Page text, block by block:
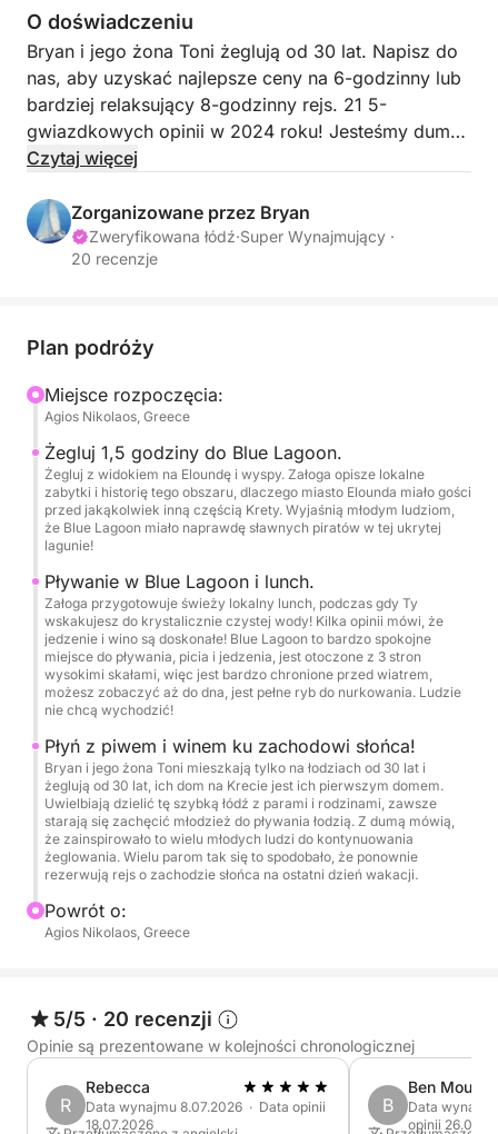
O doświadczeniu
Bryan i jego żona Toni żeglują od 30 lat. Napisz do
nas, aby uzyskać najlepsze ceny na 6-godzinny lub
bardziej relaksujący 8-godzinny rejs. 21 5-
gwiazdkowych opinii w 2024 roku! Jesteśmy dumni,
że w 2024 roku rejsy do Blue Lagoon na tym
oraz nieograniczona ilość wina i piwa, otrzymały 21
5-gwiazdkowych opinii na tej i innych stronach.
Opinie mówią, że wino jest „wspaniale”, a lunch jest
i Spinalongę lub na drugi przystanek na pływanie.
o zachodzie słońca od 600 €. Napisz do nas, aby
uzyskać najlepsze ceny, a na specjalne rejsy, jak
dotąd, dwa oświadczyny! Czy na pokładzie są
jakieś dzieci? Chętnie zabierzemy je na rejs! Rekord
ma zaledwie 5 lat! Blue Lagoon to bardzo spokojne
miejsce do pływania, picia i jedzenia, otoczone z 3
stron wysokimi skałami, więc jest bardzo chronione
przed wiatrem, można zobaczyć aż do dna, jest
pełne ryb do nurkowania. Ludzie nie chcą stąd
wychodzić!
Oto 5-gwiazdkowa recenzja opisująca miejsce, w
którym żeglujemy: „Nasza rodzina niedawno miała
przyjemność wyruszyć w piątkowy rejs o zachodzie
słońca z niezwykłym kapitanem Bryanem. Całe
doświadczenie było niczym innym, jak magiczne, co
czyniło je niezapomnianym punktem naszej podróży
na Kretę.
Od momentu wypłynięcia z Agios Nikolaos mieliśmy
okazję do oświecających rozmów z Bryanem,
zaprezentowany przez wbudowany system
dźwiękowy i gitarę akustyczną Fender na pokładzie,
stworzył idealną atmosferę na wieczór.
Starannie skomponowana lista odtwarzania znalazła
Czytaj więcej
Zorganizowane przez Bryan
Zweryfikowana łódź·Super Wynajmujący ·
20 recenzje
Plan podróży
Miejsce rozpoczęcia:
Agios Nikolaos, Greece
Żegluj 1,5 godziny do Blue Lagoon.
Żegluj z widokiem na Eloundę i wyspy. Załoga opisze lokalne
zabytki i historię tego obszaru, dlaczego miasto Elounda miało gości
przed jakąkolwiek inną częścią Krety. Wyjaśnią młodym ludziom,
że Blue Lagoon miało naprawdę sławnych piratów w tej ukrytej
lagunie!
Pływanie w Blue Lagoon i lunch.
Załoga przygotowuje świeży lokalny lunch, podczas gdy Ty
wskakujesz do krystalicznie czystej wody! Kilka opinii mówi, że
jedzenie i wino są doskonałe! Blue Lagoon to bardzo spokojne
miejsce do pływania, picia i jedzenia, jest otoczone z 3 stron
wysokimi skałami, więc jest bardzo chronione przed wiatrem,
możesz zobaczyć aż do dna, jest pełne ryb do nurkowania. Ludzie
nie chcą wychodzić!
Płyń z piwem i winem ku zachodowi słońca!
Bryan i jego żona Toni mieszkają tylko na łodziach od 30 lat i
żeglują od 30 lat, ich dom na Krecie jest ich pierwszym domem.
Uwielbiają dzielić tę szybką łódź z parami i rodzinami, zawsze
starają się zachęcić młodzież do pływania łodzią. Z dumą mówią,
że zainspirowało to wielu młodych ludzi do kontynuowania
żeglowania. Wielu parom tak się to spodobało, że ponownie
rezerwują rejs o zachodzie słońca na ostatni dzień wakacji.
Powrót o:
Agios Nikolaos, Greece
5/5 · 20 recenzji
Opinie są prezentowane w kolejności chronologicznej
R
Rebecca
Data wynajmu 8.07.2026 · Data opinii
18.07.2026
B
Ben Moussa
Data
opinii